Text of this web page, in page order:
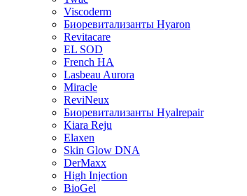
Viscoderm
Биоревитализанты Hyaron
Revitacare
EL SOD
French HA
Lasbeau Aurora
Miracle
ReviNeux
Биоревитализанты Hyalrepair
Kiara Reju
Elaxen
Skin Glow DNA
DerMaxx
High Injection
BioGel